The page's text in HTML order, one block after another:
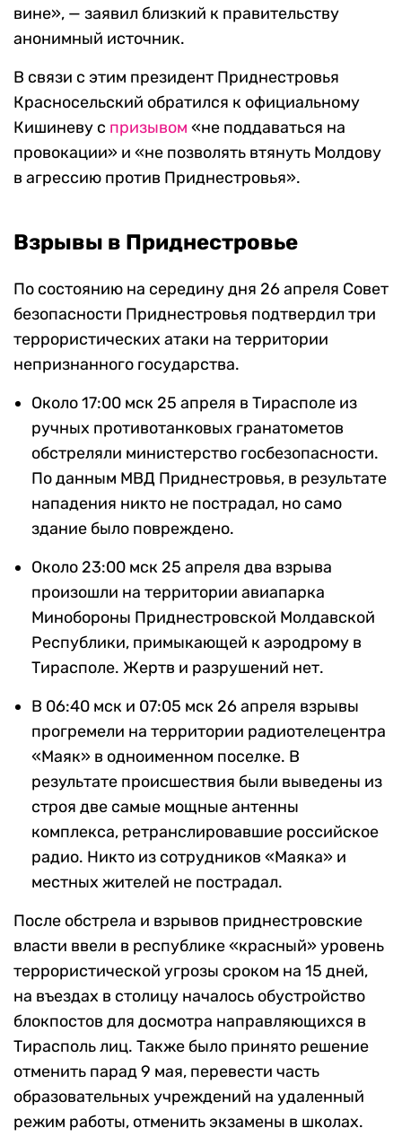
вине», — заявил близкий к правительству
анонимный источник.
В связи с этим президент Приднестровья
Красносельский обратился к официальному
Кишиневу с призывом «не поддаваться на
провокации» и «не позволять втянуть Молдову
в агрессию против Приднестровья».
Взрывы в Приднестровье
По состоянию на середину дня 26 апреля Совет
безопасности Приднестровья подтвердил три
террористических атаки на территории
непризнанного государства.
Около 17:00 мск 25 апреля в Тирасполе из
ручных противотанковых гранатометов
обстреляли министерство госбезопасности.
По данным МВД Приднестровья, в результате
нападения никто не пострадал, но само
здание было повреждено.
Около 23:00 мск 25 апреля два взрыва
произошли на территории авиапарка
Минобороны Приднестровской Молдавской
Республики, примыкающей к аэродрому в
Тирасполе. Жертв и разрушений нет.
В 06:40 мск и 07:05 мск 26 апреля взрывы
прогремели на территории радиотелецентра
«Маяк» в одноименном поселке. В
результате происшествия были выведены из
строя две самые мощные антенны
комплекса, ретранслировавшие российское
радио. Никто из сотрудников «Маяка» и
местных жителей не пострадал.
После обстрела и взрывов приднестровские
власти ввели в республике «красный» уровень
террористической угрозы сроком на 15 дней,
на въездах в столицу началось обустройство
блокпостов для досмотра направляющихся в
Тирасполь лиц. Также было принято решение
отменить парад 9 мая, перевести часть
образовательных учреждений на удаленный
режим работы, отменить экзамены в школах.